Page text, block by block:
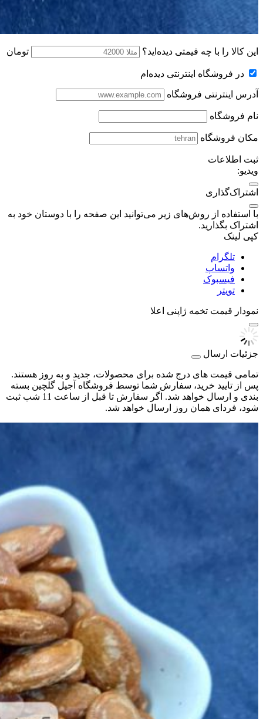
این کالا را با چه قیمتی دیده‌اید؟ تومان
در فروشگاه اینترنتی دیده‌ام
آدرس اینترنتی فروشگاه
نام فروشگاه
مکان فروشگاه
ثبت اطلاعات
ویدیو:
اشتراک‌گذاری
با استفاده از روش‌های زیر می‌توانید این صفحه را با دوستان خود به
اشتراک بگذارید.
کپی لینک
تلگرام
واتساپ
فیسبوک
تویتر
نمودار قیمت تخمه ژاپنی اعلا
جزئیات ارسال
تمامی قیمت های درج شده برای محصولات، جدید و به روز هستند.
پس از تایید خرید، سفارش شما توسط فروشگاه آجیل گلچین بسته
بندی و ارسال خواهد شد. اگر سفارش تا قبل از ساعت 11 شب ثبت
شود، فردای همان روز ارسال خواهد شد.